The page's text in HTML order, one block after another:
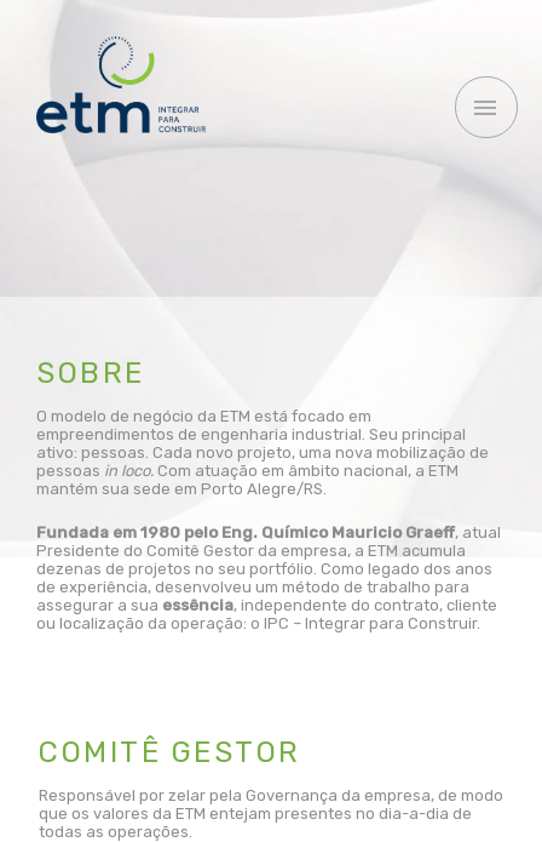
conteúdo
SOBRE
O modelo de negócio da ETM está focado em
empreendimentos de engenharia industrial. Seu principal
ativo: pessoas. Cada novo projeto, uma nova mobilização de
pessoas in loco. Com atuação em âmbito nacional, a ETM
mantém sua sede em Porto Alegre/RS.
Fundada em 1980 pelo Eng. Químico Mauricio Graeff, atual
Presidente do Comitê Gestor da empresa, a ETM acumula
dezenas de projetos no seu portfólio. Como legado dos anos
de experiência, desenvolveu um método de trabalho para
assegurar a sua essência, independente do contrato, cliente
ou localização da operação: o IPC – Integrar para Construir.
COMITÊ GESTOR
Responsável por zelar pela Governança da empresa, de modo
que os valores da ETM entejam presentes no dia-a-dia de
todas as operações.